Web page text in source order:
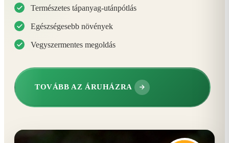
Természetes tápanyag-utánpótlás
Egészségesebb növények
Vegyszermentes megoldás
TOVÁBB AZ ÁRUHÁZRA